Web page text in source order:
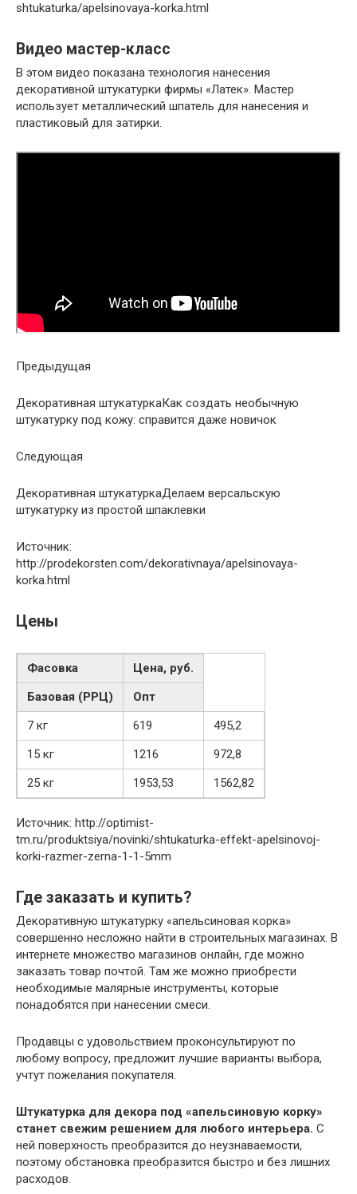
shtukaturka/apelsinovaya-korka.html
Видео мастер-класс
В этом видео показана технология нанесения
декоративной штукатурки фирмы «Латек». Мастер
использует металлический шпатель для нанесения и
пластиковый для затирки.
Предыдущая
Декоративная штукатуркаКак создать необычную
штукатурку под кожу: справится даже новичок
Следующая
Декоративная штукатуркаДелаем версальскую
штукатурку из простой шпаклевки
Источник:
http://prodekorsten.com/dekorativnaya/apelsinovaya-
korka.html
Цены
Фасовка
Цена, руб.
Базовая (РРЦ)
Опт
7 кг
619
495,2
15 кг
1216
972,8
25 кг
1953,53 1562,82
Источник: http://optimist-
tm.ru/produktsiya/novinki/shtukaturka-effekt-apelsinovoj-
korki-razmer-zerna-1-1-5mm
Где заказать и купить?
Декоративную штукатурку «апельсиновая корка»
совершенно несложно найти в строительных магазинах. В
интернете множество магазинов онлайн, где можно
заказать товар почтой. Там же можно приобрести
необходимые малярные инструменты, которые
понадобятся при нанесении смеси.
Продавцы с удовольствием проконсультируют по
любому вопросу, предложит лучшие варианты выбора,
учтут пожелания покупателя.
Штукатурка для декора под «апельсиновую корку»
станет свежим решением для любого интерьера. С
ней поверхность преобразится до неузнаваемости,
поэтому обстановка преобразится быстро и без лишних
расходов.